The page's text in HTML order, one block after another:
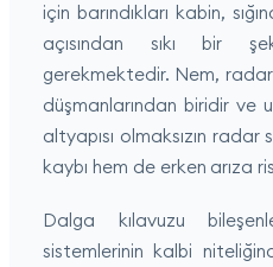
için barındıkları kabin,
açısından sıkı bir
gerekmektedir. Nem,
düşmanlarından biridir ve
altyapısı olmaksızın
kaybı hem de erken arıza
Dalga kılavuzu
sistemlerinin kalbi